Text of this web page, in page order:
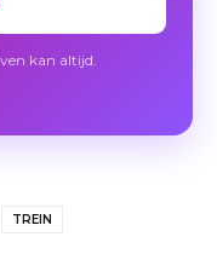
kan altijd.
TREIN